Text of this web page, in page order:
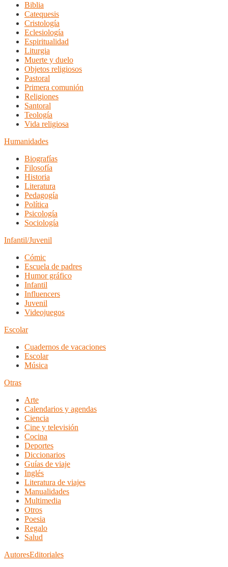
Biblia
Catequesis
Cristología
Eclesiología
Espiritualidad
Liturgia
Muerte y duelo
Objetos religiosos
Pastoral
Primera comunión
Religiones
Santoral
Teología
Vida religiosa
Humanidades
Biografías
Filosofía
Historia
Literatura
Pedagogía
Política
Psicología
Sociología
Infantil/Juvenil
Cómic
Escuela de padres
Humor gráfico
Infantil
Influencers
Juvenil
Videojuegos
Escolar
Cuadernos de vacaciones
Escolar
Música
Otras
Arte
Calendarios y agendas
Ciencia
Cine y televisión
Cocina
Deportes
Diccionarios
Guías de viaje
Inglés
Literatura de viajes
Manualidades
Multimedia
Otros
Poesia
Regalo
Salud
AutoresEditoriales